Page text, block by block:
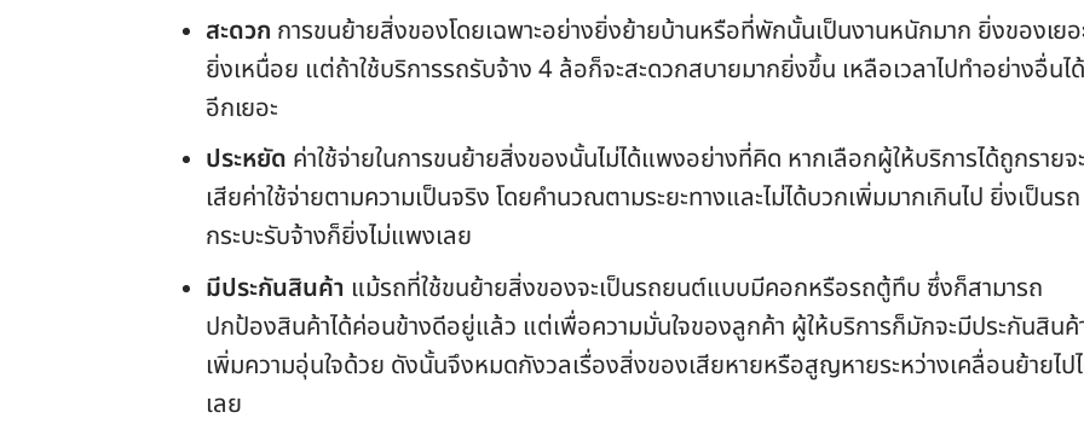
สะดวก การขนย้ายสิ่งของโดยเฉพาะอย่างยิ่งย้ายบ้านหรือที่พักนั้นเป็นงานหนักมาก ยิ่งของเยอ
ยิ่งเหนื่อย แต่ถ้าใช้บริการรถรับจ้าง 4 ล้อก็จะสะดวกสบายมากยิ่งขึ้น เหลือเวลาไปทำอย่างอื่นได้
อีกเยอะ
ประหยัด ค่าใช้จ่ายในการขนย้ายสิ่งของนั้นไม่ได้แพงอย่างที่คิด หากเลือกผู้ให้บริการได้ถูกรายจ
เสียค่าใช้จ่ายตามความเป็นจริง โดยคำนวณตามระยะทางและไม่ได้บวกเพิ่มมากเกินไป ยิ่งเป็นรถ
กระบะรับจ้างก็ยิ่งไม่แพงเลย
มีประกันสินค้า แม้รถที่ใช้ขนย้ายสิ่งของจะเป็นรถยนต์แบบมีคอกหรือรถตู้ทึบ ซึ่งก็สามารถ
ปกป้องสินค้าได้ค่อนข้างดีอยู่แล้ว แต่เพื่อความมั่นใจของลูกค้า ผู้ให้บริการก็มักจะมีประกันสินค้
เพิ่มความอุ่นใจด้วย ดังนั้นจึงหมดกังวลเรื่องสิ่งของเสียหายหรือสูญหายระหว่างเคลื่อนย้ายไป
เลย